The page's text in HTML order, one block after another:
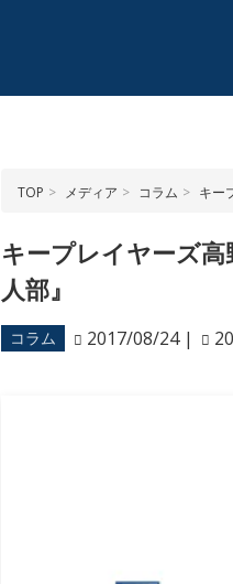
TOP メディア コラム キー
キープレイヤーズ
人部』
コラム 2017/08/24 |